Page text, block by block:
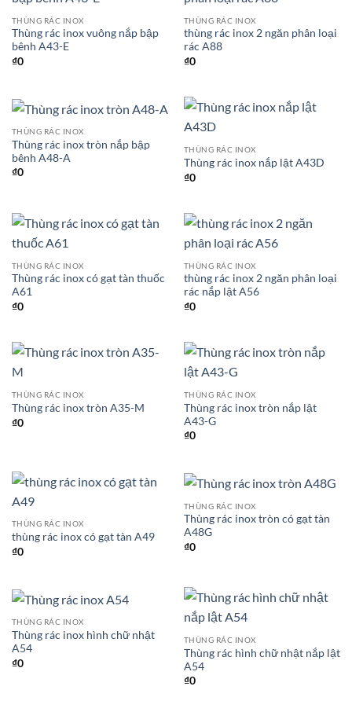
THÙNG RÁC INOX
Thùng rác inox vuông nắp bập
bênh A43-E
₫0
THÙNG RÁC INOX
thùng rác inox 2 ngăn phân loại
rác A88
₫0
THÙNG RÁC INOX
Thùng rác inox tròn nắp bập
bênh A48-A
₫0
THÙNG RÁC INOX
Thùng rác inox nắp lật A43D
₫0
THÙNG RÁC INOX
Thùng rác inox có gạt tàn thuốc
A61
₫0
THÙNG RÁC INOX
thùng rác inox 2 ngăn phân loại
rác nắp lật A56
₫0
THÙNG RÁC INOX
Thùng rác inox tròn A35-M
₫0
THÙNG RÁC INOX
Thùng rác inox tròn nắp lật
A43-G
₫0
THÙNG RÁC INOX
thùng rác inox có gạt tàn A49
₫0
THÙNG RÁC INOX
Thùng rác inox tròn có gạt tàn
A48G
₫0
THÙNG RÁC INOX
Thùng rác inox hình chữ nhật
A54
₫0
THÙNG RÁC INOX
Thùng rác hình chữ nhật nắp lật
A54
₫0